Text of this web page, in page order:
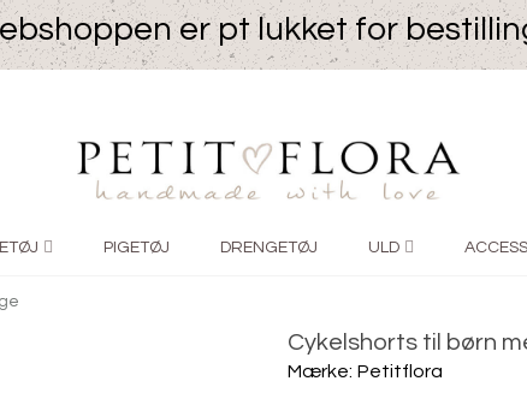
er pt lukket for
PIGETØJ DRENGETØJ ULD
Cykelshorts til børn
Mærke: Petitflora